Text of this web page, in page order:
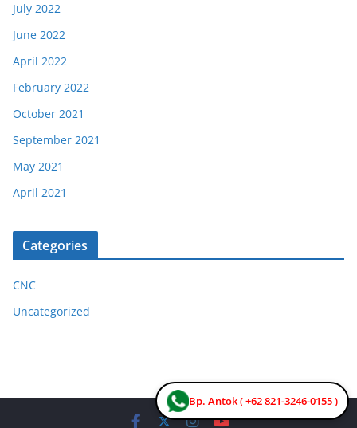
Bp. Antok ( +62 821-3246-0155 )
July 2022
June 2022
April 2022
February 2022
October 2021
September 2021
May 2021
April 2021
Categories
CNC
Uncategorized